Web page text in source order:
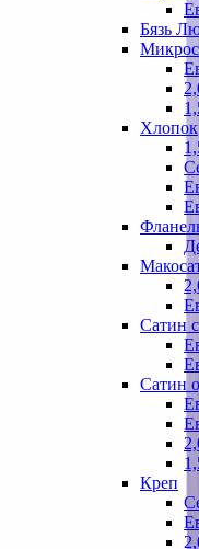
Бязь
Хлопок
Сатин
Сатин
Креп